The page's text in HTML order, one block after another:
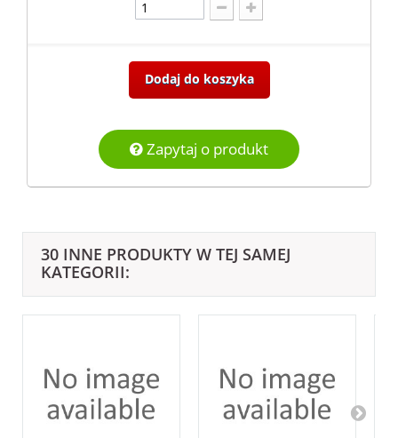
Dodaj do koszyka
Zapytaj o produkt
30 INNE PRODUKTY W TEJ SAMEJ
KATEGORII: